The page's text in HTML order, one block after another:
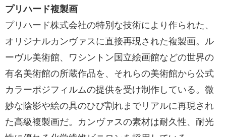
プリハード複製画
プリハード株式会社の特別な技術により作られた、
オリジナルカンヴァスに直接再現された複製画。ル
ーヴル美術館、ワシントン国立絵画館などの世界の
有名美術館の所蔵作品を、それらの美術館から公式
カラーポジフィルムの提供を受け制作している。微
妙な陰影や絵の具のひび割れまでリアルに再現され
た高級複製画だ。カンヴァスの素材は耐久性、耐光